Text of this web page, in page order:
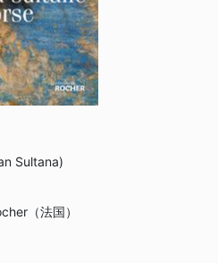
Sultana)
（法国）